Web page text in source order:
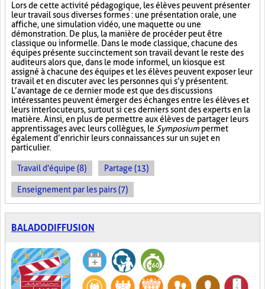
Lors de cette activité pédagogique, les élèves peuvent présenter
leur travail sous diverses formes : une présentation orale, une
affiche, une simulation vidéo, une maquette ou une
démonstration. De plus, la manière de procéder peut être
classique ou informelle. Dans le mode classique, chacune des
équipes présente succinctement son travail devant le reste des
auditeurs alors que, dans le mode informel, un kiosque est
assigné à chacune des équipes et les élèves peuvent exposer leur
travail et en discuter avec les personnes qui s’y présentent.
L’avantage de ce dernier mode est que des discussions
intéressantes peuvent émerger des échanges entre les élèves et
leurs interlocuteurs, surtout si ces derniers sont des experts en la
matière. Ainsi, en plus de permettre aux élèves de partager leurs
apprentissages avec leurs collègues, le Symposiumpermet
également d’enrichir leurs connaissances sur un sujet en
particulier.
Travail d'équipe (8) Partage (13)
Enseignement par les pairs (7)
BALADODIFFUSION